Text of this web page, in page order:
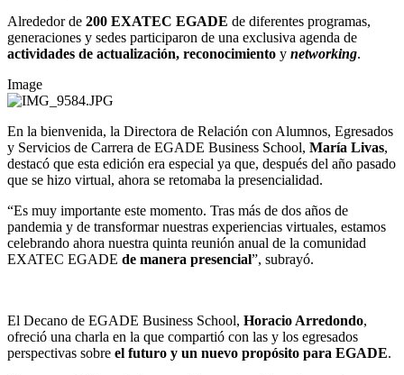
Alrededor de 200 EXATEC EGADE de diferentes programas,
generaciones y sedes participaron de una exclusiva agenda de
actividades de actualización, reconocimiento y networking.
Image
En la bienvenida, la Directora de Relación con Alumnos, Egresados
y Servicios de Carrera de EGADE Business School, María Livas,
destacó que esta edición era especial ya que, después del año pasado
que se hizo virtual, ahora se retomaba la presencialidad.
“Es muy importante este momento. Tras más de dos años de
pandemia y de transformar nuestras experiencias virtuales, estamos
celebrando ahora nuestra quinta reunión anual de la comunidad
EXATEC EGADE de manera presencial”, subrayó.
El Decano de EGADE Business School, Horacio Arredondo,
ofreció una charla en la que compartió con las y los egresados
perspectivas sobre el futuro y un nuevo propósito para EGADE.